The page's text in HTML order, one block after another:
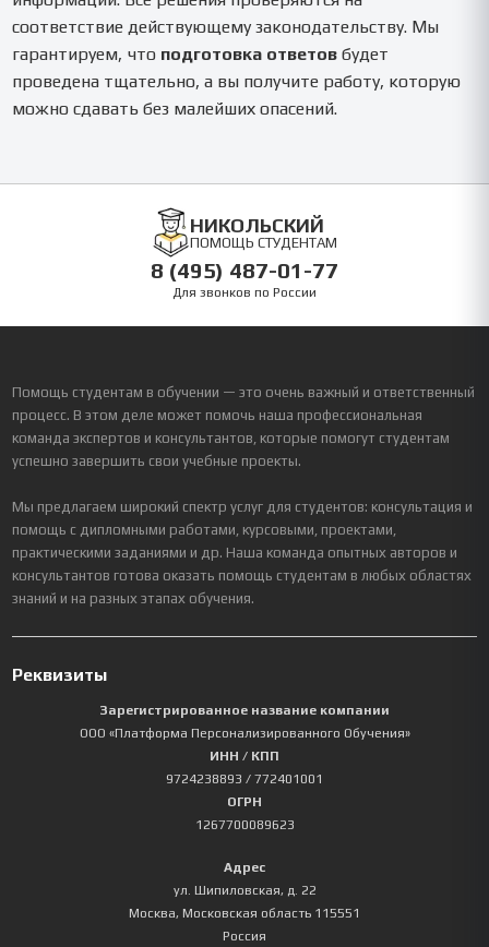
соответствие действующему законодательству. Мы
гарантируем, что подготовка ответов будет
проведена тщательно, а вы получите работу, которую
можно сдавать без малейших опасений.
НИКОЛЬСКИЙ
ПОМОЩЬ СТУДЕНТАМ
8 (495) 487-01-77
Для звонков по России
Помощь студентам в обучении — это очень важный и ответственный
процесс. В этом деле может помочь наша профессиональная
команда экспертов и консультантов, которые помогут студентам
успешно завершить свои учебные проекты.
Мы предлагаем широкий спектр услуг для студентов: консультация и
помощь с дипломными работами, курсовыми, проектами,
практическими заданиями и др. Наша команда опытных авторов и
консультантов готова оказать помощь студентам в любых областях
знаний и на разных этапах обучения.
Реквизиты
Зарегистрированное название компании
ООО «Платформа Персонализированного Обучения»
ИНН / КПП
9724238893 / 772401001
ОГРН
1267700089623
Адрес
ул. Шипиловская, д. 22
Москва, Московская область 115551
Россия